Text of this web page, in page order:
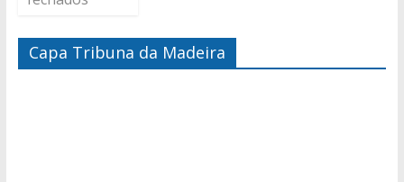
Capa Tribuna da Madeira